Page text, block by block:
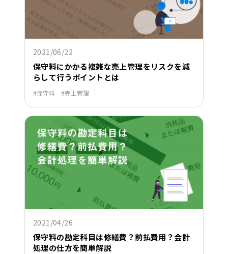
2021/06/22
保守料にかかる複雑な売上管理をリスクを減
らして行うポイントとは
保守料 売上管理
2021/04/26
保守料の勘定科目は修繕費？前払費用？会計
処理の仕方を簡単解説